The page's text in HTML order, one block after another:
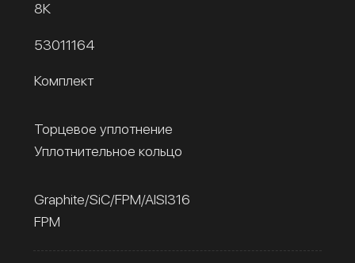
8К
53011164
Комплект
Торцевое уплотнение
Уплотнительное кольцо
Graphite/SiC/FPM/AISI316
FPM